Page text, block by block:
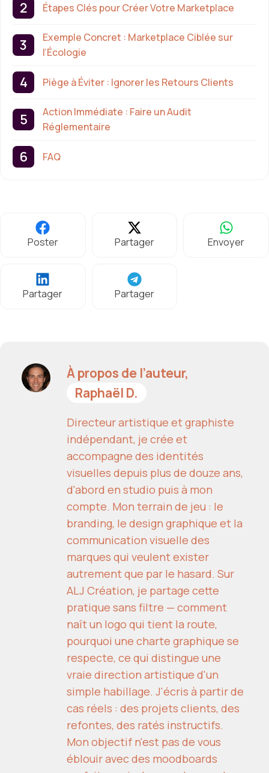
Étapes Clés pour Créer Votre Marketplace
Exemple Concret : Marketplace Ciblée sur
l’Écologie
Piège à Éviter : Ignorer les Retours Clients
Action Immédiate : Faire un Audit
Réglementaire
FAQ
Poster Partager Envoyer
Partager Partager
À propos de l’auteur,
Raphaël D.
Directeur artistique et graphiste
indépendant, je crée et
accompagne des identités
visuelles depuis plus de douze ans,
d'abord en studio puis à mon
compte. Mon terrain de jeu : le
branding, le design graphique et la
communication visuelle des
marques qui veulent exister
autrement que par le hasard. Sur
ALJ Création, je partage cette
pratique sans filtre — comment
naît un logo qui tient la route,
pourquoi une charte graphique se
respecte, ce qui distingue une
vraie direction artistique d'un
simple habillage. J'écris à partir de
cas réels : des projets clients, des
refontes, des ratés instructifs.
Mon objectif n'est pas de vous
éblouir avec des moodboards